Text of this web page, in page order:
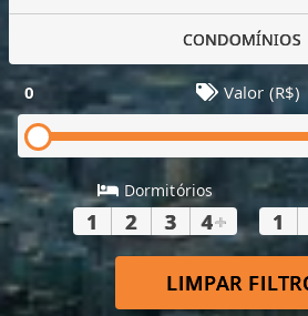
CONDOMÍNIOS
0 Valor (R$)
Dormitórios
1 2 3 4+ 1
LIMPAR